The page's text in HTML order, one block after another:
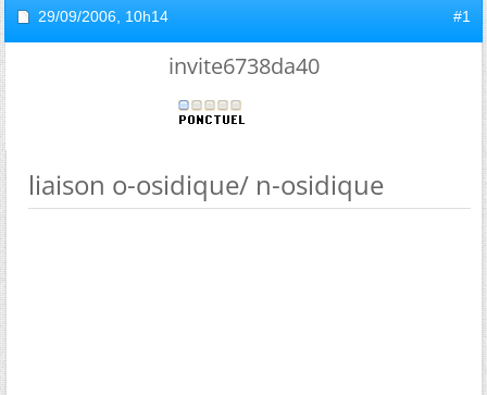
29/09/2006, 10h14 #1
invite6738da40
liaison o-osidique/ n-osidique